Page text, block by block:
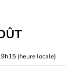
(heure locale)